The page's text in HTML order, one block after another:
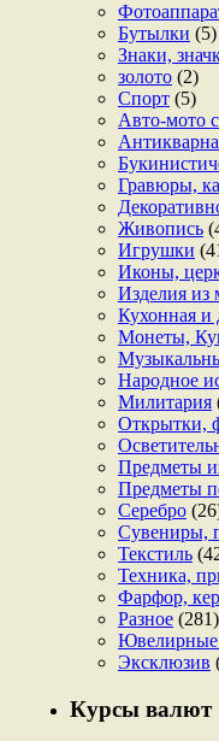
Бутылки (5)
Знаки,
золото (2)
Спорт (5)
Авто-мото
Гравюры,
Живопись
Игрушки
Иконы,
Изделия из
Кухонная и
Монеты,
Народное
Милитария
Открытки,
Предметы
Предметы
Серебро
Сувениры,
Текстиль
Техника,
Фарфор,
Разное (281)
Ювелирные
Эксклюзив
Курсы валют